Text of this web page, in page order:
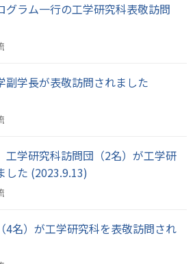
グラム一行の工学研究科表敬訪問
副学長が表敬訪問されました
学研究科訪問団（2名）が工学研
した (2023.9.13)
4名）が工学研究科を表敬訪問され